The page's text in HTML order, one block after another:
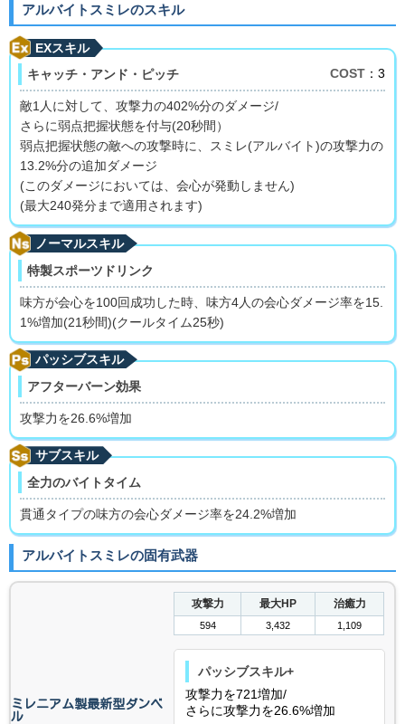
アルバイトスミレのスキル
EXスキル
キャッチ・アンド・ピッチ
敵1人に対して、攻撃力の402%分のダメージ/
さらに弱点把握状態を付与(20秒間）
弱点把握状態の敵への攻撃時に、スミレ(アルバイト)の攻撃力の
13.2%分の追加ダメージ
(このダメージにおいては、会心が発動しません)
(最大240発分まで適用されます)
COST ：3
ノーマルスキル
特製スポーツドリンク
味方が会心を100回成功した時、味方4人の会心ダメージ率を15.
1%増加(21秒間)(クールタイム25秒)
パッシブスキル
アフターバーン効果
攻撃力を26.6%増加
サブスキル
全力のバイトタイム
貫通タイプの味方の会心ダメージ率を24.2%増加
アルバイトスミレの固有武器
ミレニアム製最新型ダンベ
ル
攻撃力 最大HP 治癒力
594 3,432 1,109
パッシブスキル+
攻撃力を721増加/
さらに攻撃力を26.6%増加